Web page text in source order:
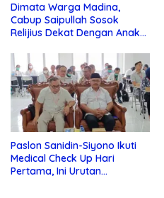
Dimata Warga Madina,
Cabup Saipullah Sosok
Relijius Dekat Dengan Anak
Paslon Sanidin-Siyono Ikuti
Medical Check Up Hari
Pertama, Ini Urutan